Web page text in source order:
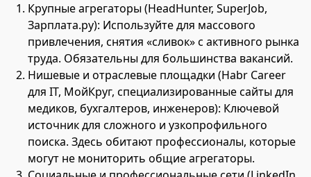
Крупные агрегаторы (HeadHunter, SuperJob,
Зарплата.ру): Используйте для массового
привлечения, снятия «сливок» с активного рынка
труда. Обязательны для большинства вакансий.
Нишевые и отраслевые площадки (Habr Career
для IT, МойКруг, специализированные сайты для
медиков, бухгалтеров, инженеров): Ключевой
источник для сложного и узкопрофильного
поиска. Здесь обитают профессионалы, которые
могут не мониторить общие агрегаторы.